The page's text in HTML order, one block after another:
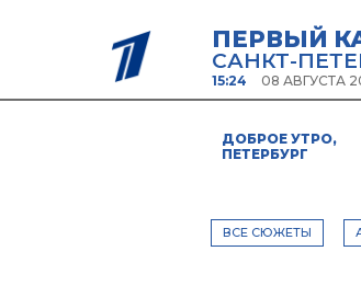
ПЕРВЫЙ
САНКТ-
15:24 08 АВГУСТА
ДОБРОЕ УТРО,
ПЕТЕРБУРГ
ВСЕ СЮЖЕТЫ